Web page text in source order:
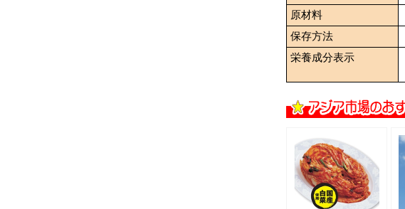
原材料
保存方法
栄養成分表示